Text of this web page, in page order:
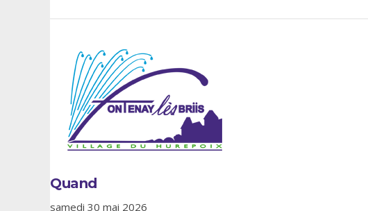
Quand
samedi 30 mai 2026